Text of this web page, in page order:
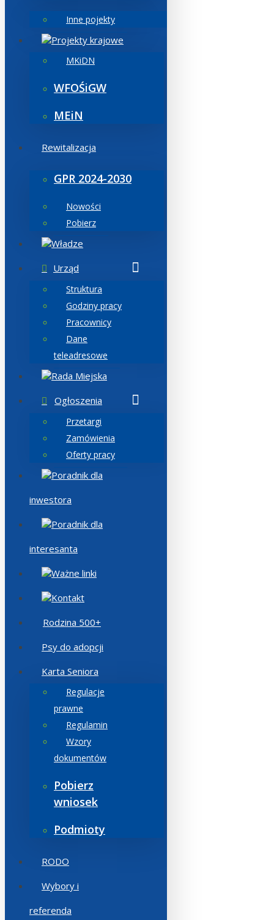
Inne pojekty
Projekty krajowe
MKiDN
WFOŚiGW
MEiN
Rewitalizacja
GPR 2024-2030
Nowości
Pobierz
Władze
Urząd
Struktura
Godziny pracy
Pracownicy
Dane
teleadresowe
Rada Miejska
Ogłoszenia
Przetargi
Zamówienia
Oferty pracy
Poradnik dla
inwestora
Poradnik dla
interesanta
Ważne linki
Kontakt
Rodzina 500+
Psy do adopcji
Karta Seniora
Regulacje
prawne
Regulamin
Wzory
dokumentów
Pobierz
wniosek
Podmioty
RODO
Wybory i
referenda